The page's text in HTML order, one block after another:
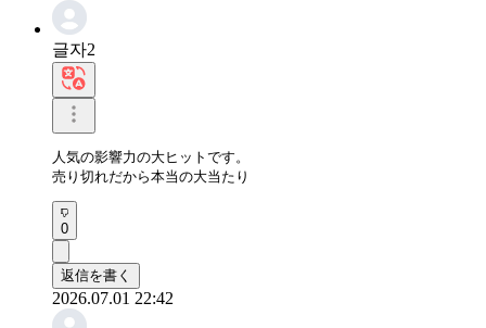
글자2
人気の影響力の大ヒットです。
売り切れだから本当の大当たり
0
返信を書く
2026.07.01 22:42